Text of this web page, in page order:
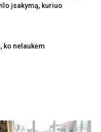
įsakymą, kuriuo
ko nelaukėm